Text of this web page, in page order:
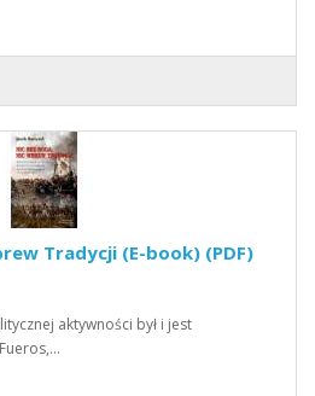
Tradycji (E-book) (PDF)
aktywności był i jest